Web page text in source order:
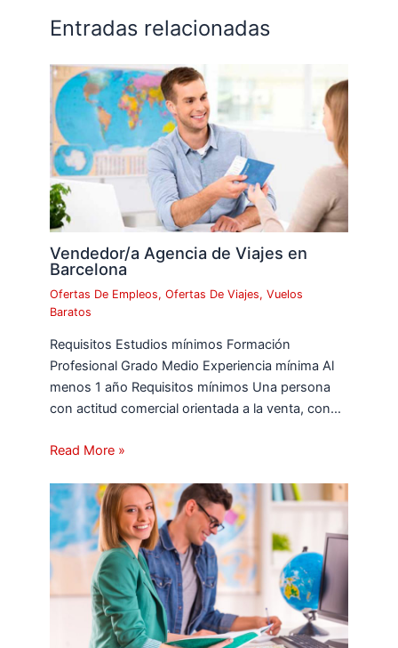
Entradas relacionadas
Vendedor/a Agencia de Viajes en
Barcelona
Ofertas De Empleos,Ofertas De Viajes,Vuelos
Baratos
Requisitos Estudios mínimos Formación
Profesional Grado Medio Experiencia mínima Al
menos 1 año Requisitos mínimos Una persona
con actitud comercial orientada a la venta, con…
Read More »